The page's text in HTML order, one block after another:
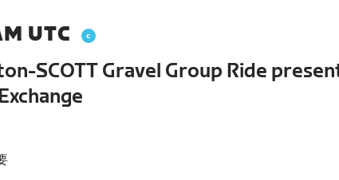
UTC
SCOTT Gravel Group Ride